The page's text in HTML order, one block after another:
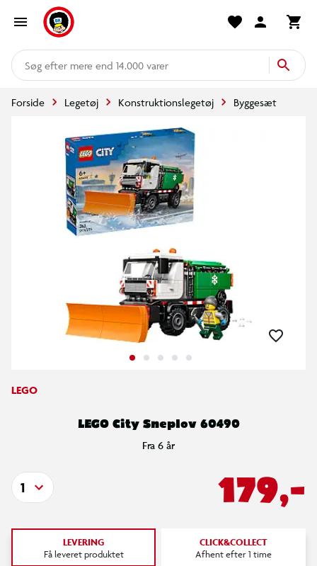
mere end 14.000 varer
Forside Legetøj Konstruktionslegetøj Byggesæt
LEGO
LEGO City Sneplov 60490
Fra 6 år
179,-
1
LEVERING
Få leveret produktet
CLICK&COLLECT
Afhent efter 1 time